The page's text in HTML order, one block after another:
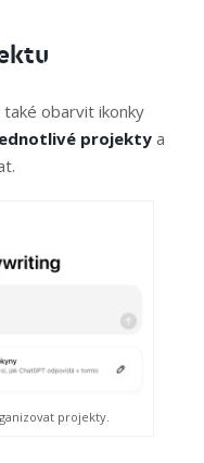
také obarvit ikonky
projektya
projekty.